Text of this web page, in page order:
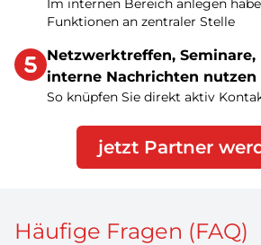
Im internen Bereich anlegen
Funktionen an zentraler Stelle
Netzwerktreffen, Seminare,
interne Nachrichten nutzen
So knüpfen Sie direkt aktiv
jetzt Partner
Häufige Fragen (FAQ)